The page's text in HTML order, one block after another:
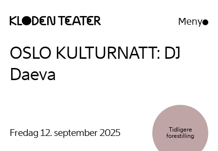
Hopp
innhold
Hopp
navigasjon
Meny
Åpne/
OSLO KULTURNATT: DJ
Daeva
Fredag 12. september 2025
Tidligere
forestilling